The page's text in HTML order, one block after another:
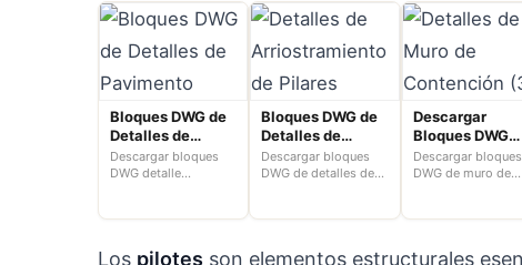
Bloques DWG de
Detalles de
Pavimento para
AutoCAD 2D
Descargar bloques
DWG detalle
Accede a bloques
mejorar tus planos y
Bloques DWG de
Detalles de
Arriostramiento
de Pilares en
Descargar bloques
DWG de detalles de
2D gratis. Encuentra
cimentación y pilar.
Descargar
Bloques DWG
Detalles de
de Contención
Descargar bloques
DWG de muro de
Incluye vistas en
secciones
Los pilotes son elementos estructurales